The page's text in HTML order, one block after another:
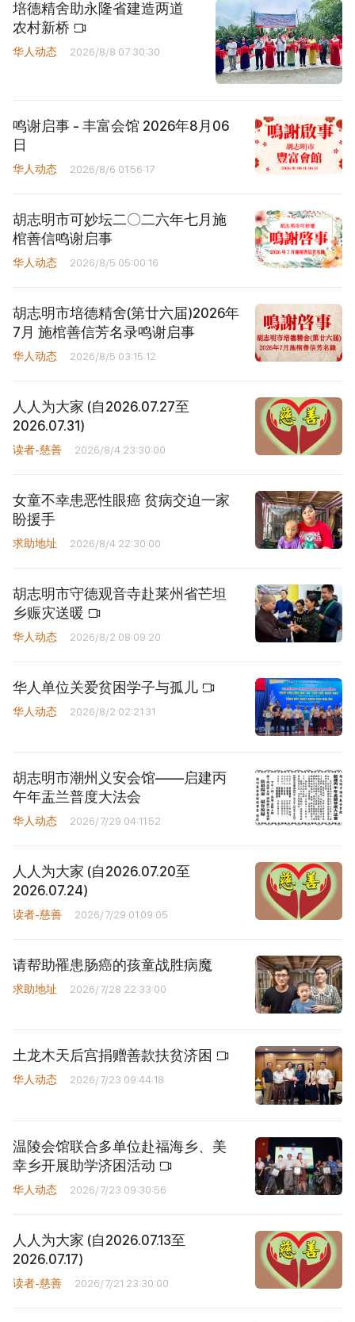
培德精舍助永隆省建造两道
农村新桥
华人动态 2026/8/8 07:30:30
鸣谢启事 - 丰富会馆 2026年8月06
日
华人动态 2026/8/6 01:56:17
胡志明市可妙坛二〇二六年七月施
棺善信鸣谢启事
华人动态 2026/8/5 05:00:16
胡志明市培德精舍(第廿六届)2026年
7月 施棺善信芳名录鸣谢启事
华人动态 2026/8/5 03:15:12
人人为大家 (自2026.07.27至
2026.07.31)
读者-慈善 2026/8/4 23:30:00
女童不幸患恶性眼癌 贫病交迫一家
盼援手
求助地址 2026/8/4 22:30:00
胡志明市守德观音寺赴莱州省芒坦
乡赈灾送暖
华人动态 2026/8/2 08:09:20
华人单位关爱贫困学子与孤儿
华人动态 2026/8/2 02:21:31
胡志明市潮州义安会馆——启建丙
午年盂兰普度大法会
华人动态 2026/7/29 04:11:52
人人为大家 (自2026.07.20至
2026.07.24)
读者-慈善 2026/7/29 01:09:05
请帮助罹患肠癌的孩童战胜病魔
求助地址 2026/7/28 22:33:00
土龙木天后宫捐赠善款扶贫济困
华人动态 2026/7/23 09:44:18
温陵会馆联合多单位赴福海乡、美
幸乡开展助学济困活动
华人动态 2026/7/23 09:30:56
人人为大家 (自2026.07.13至
2026.07.17)
读者-慈善 2026/7/21 23:30:00